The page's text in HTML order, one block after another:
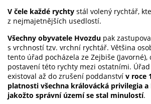
V čele každé rychty stál volený rychtář,
z nejmajetnějších usedlostí.
Všechny obyvatele Hvozdu pak
s vrchností tzv. vrchní rychtář. Většina
tento úřad pocházela ze Zejbiše
postavení této rychty mezi ostatními.
existoval až do zrušení poddanství v roce
platnosti všechna královácká privilegia a
jakožto správní území se stal minulostí.